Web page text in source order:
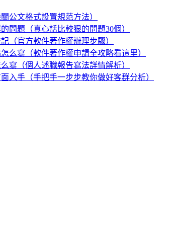
公文格式設置規范方法）
問題（真心話比較狠的問題30個）
（官方軟件著作權辦理步驟）
么寫（軟件著作權申請全攻略看這里）
寫（個人述職報告寫法詳情解析）
入手（手把手一步步教你做好客群分析）